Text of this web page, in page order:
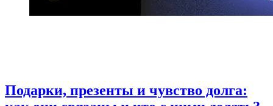
Подарки, презенты и чувство долга: